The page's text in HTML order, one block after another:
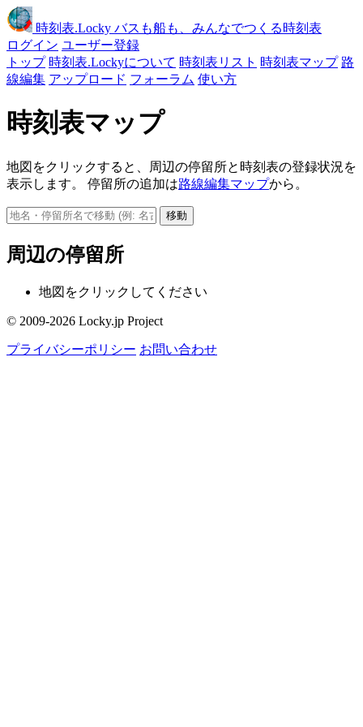
時刻表.Locky バスも船も、みんなでつくる時刻表
ログイン ユーザー登録
トップ 時刻表.Lockyについて 時刻表リスト 時刻表マップ 路
線編集 アップロード フォーラム 使い方
時刻表マップ
地図をクリックすると、周辺の停留所と時刻表の登録状況を
表示します。 停留所の追加は路線編集マップから。
移動
周辺の停留所
地図をクリックしてください
© 2009-2026 Locky.jp Project
プライバシーポリシー お問い合わせ